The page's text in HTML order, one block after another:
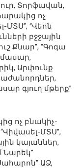
Տորֆավան,
ոչ
ՄՏՍ”, “Վեոն
բջջային
Քնար”, “Գոգա
Արփունք
գյուղ մթերք”
ոչ բնակիչ-
ՄՏՍ”,
կայաններ,
ԱՁ,